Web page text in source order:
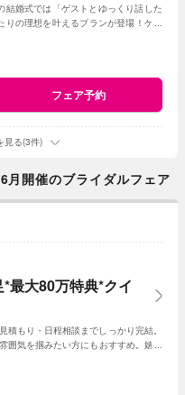
結婚式では「ゲストとゆっくり話した
の理想を叶えるプランが登場！ゲス
フェア予約
見る(3件)
開催のブライダルフェア
*最大80万特典*クイ
もり・日程相談までしっかり完結。
囲気を掴みたい方にもおすすめ。嬉し